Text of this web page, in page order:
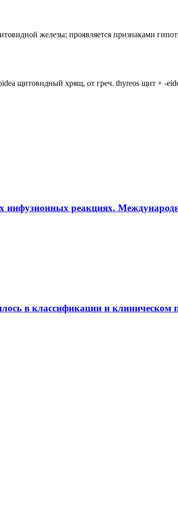
железы; проявляется признаками
щитовидный хрящ, от греч. thyreos щит + -
инфузионных реакциях.
в классификации и клиническом